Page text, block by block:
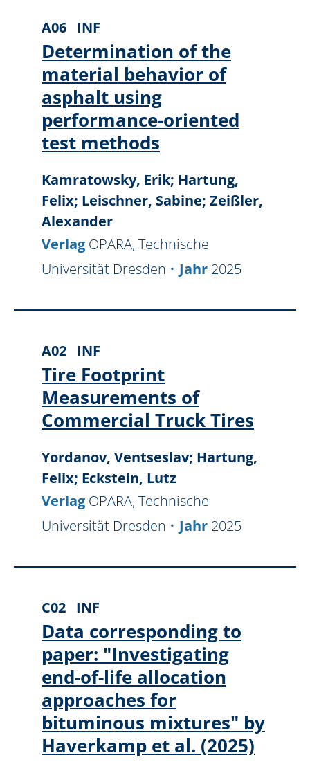
A06 INF
Determination of the
material behavior of
asphalt using
performance-oriented
test methods
Kamratowsky, Erik; Hartung,
Felix; Leischner, Sabine; Zeißler,
Alexander
Verlag OPARA, Technische
Universität Dresden
Jahr 2025
A02 INF
Tire Footprint
Measurements of
Commercial Truck Tires
Yordanov, Ventseslav; Hartung,
Felix; Eckstein, Lutz
Verlag OPARA, Technische
Universität Dresden
Jahr 2025
C02 INF
Data corresponding to
paper: "Investigating
end-of-life allocation
approaches for
bituminous mixtures" by
Haverkamp et al. (2025)